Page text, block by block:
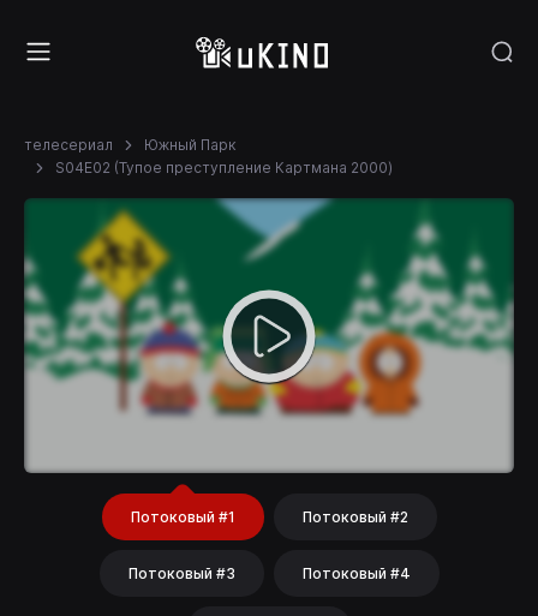
телесериал
Южный Парк
S04E02 (Тупое преступление Картмана 2000)
Потоковый #1 Потоковый #2
Потоковый #3 Потоковый #4